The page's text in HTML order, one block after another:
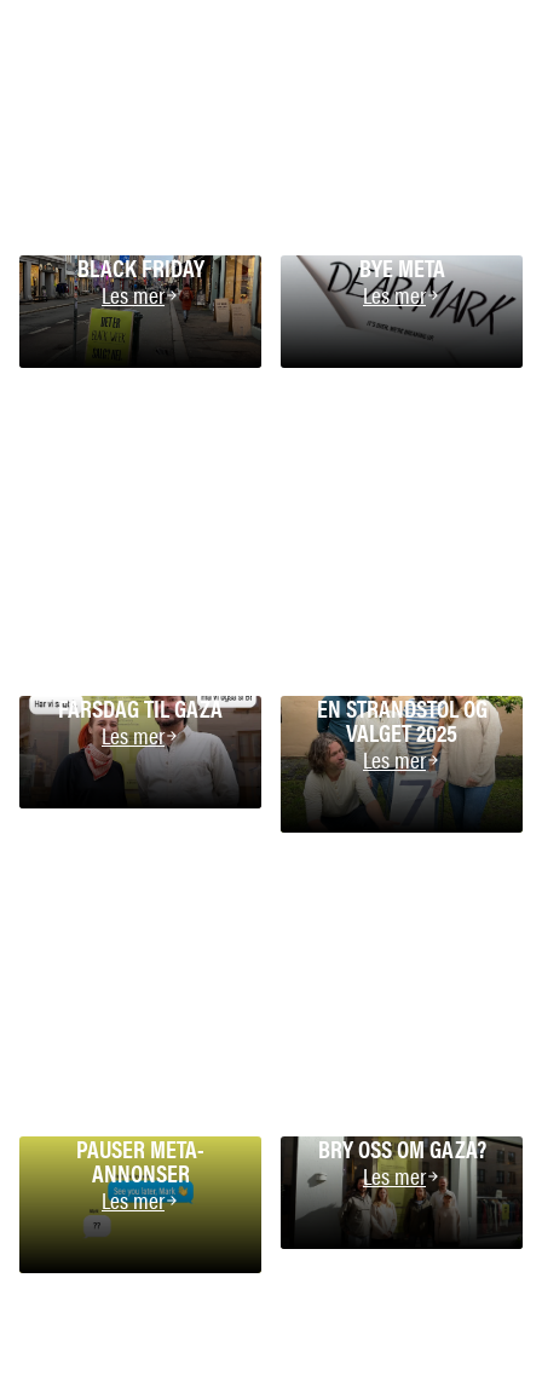
BLACK FRIDAY
Les mer
BYE META
Les mer
FARSDAG TIL GAZA
Les mer
EN STRANDSTOL OG
VALGET 2025
Les mer
PAUSER META-
ANNONSER
Les mer
BRY OSS OM GAZA?
Les mer